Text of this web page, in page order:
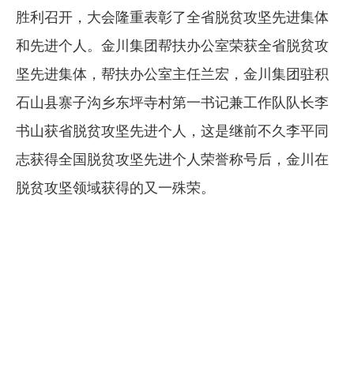
镁钛
地矿 建设
党建工作
企业文化
《资源再生》杂志
胜利召开，大会隆重表彰了全省脱贫攻坚先进集体
和先进个人。金川集团帮扶办公室荣获全省脱贫攻
坚先进集体，帮扶办公室主任兰宏，金川集团驻积
石山县寨子沟乡东坪寺村第一书记兼工作队队长李
书山获省脱贫攻坚先进个人，这是继前不久李平同
志获得全国脱贫攻坚先进个人荣誉称号后，金川在
脱贫攻坚领域获得的又一殊荣。